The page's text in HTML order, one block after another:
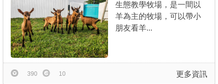
生態教學牧場，是一間以
羊為主的牧場，可以帶小
朋友看羊...
更多資訊
390 10